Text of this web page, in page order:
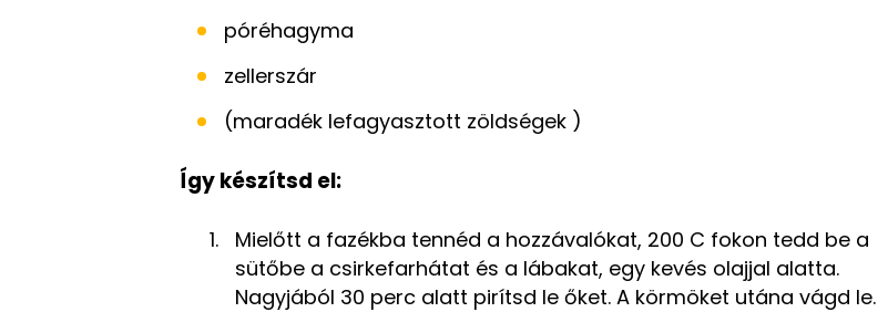
póréhagyma
zellerszár
(maradék lefagyasztott zöldségek )
Így készítsd el:
Mielőtt a fazékba tennéd a hozzávalókat, 200 C fokon tedd be a
sütőbe a csirkefarhátat és a lábakat, egy kevés olajjal alatta.
Nagyjából 30 perc alatt pirítsd le őket. A körmöket utána vágd le.